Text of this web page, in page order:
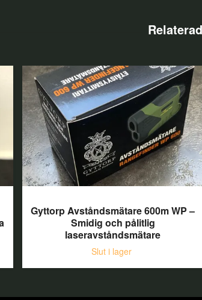
Gyttorp Avståndsmätare 600m WP –
Smidig och pålitlig
laseravståndsmätare
Slut i lager